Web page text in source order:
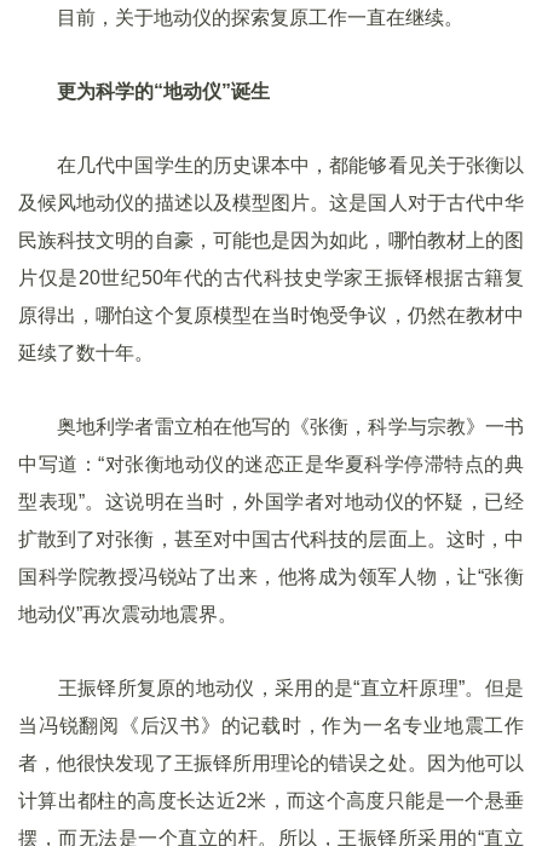
目前，关于地动仪的探索复原工作一直在继续。
更为科学的“地动仪”诞生
在几代中国学生的历史课本中，都能够看见关于张衡以
及候风地动仪的描述以及模型图片。这是国人对于古代中华
民族科技文明的自豪，可能也是因为如此，哪怕教材上的图
片仅是20世纪50年代的古代科技史学家王振铎根据古籍复
原得出，哪怕这个复原模型在当时饱受争议，仍然在教材中
延续了数十年。
奥地利学者雷立柏在他写的《张衡，科学与宗教》一书
中写道：“对张衡地动仪的迷恋正是华夏科学停滞特点的典
型表现”。这说明在当时，外国学者对地动仪的怀疑，已经
扩散到了对张衡，甚至对中国古代科技的层面上。这时，中
国科学院教授冯锐站了出来，他将成为领军人物，让“张衡
地动仪”再次震动地震界。
王振铎所复原的地动仪，采用的是“直立杆原理”。但是
当冯锐翻阅《后汉书》的记载时，作为一名专业地震工作
者，他很快发现了王振铎所用理论的错误之处。因为他可以
计算出都柱的高度长达近2米，而这个高度只能是一个悬垂
摆，而无法是一个直立的杆。所以，王振铎所采用的“直立